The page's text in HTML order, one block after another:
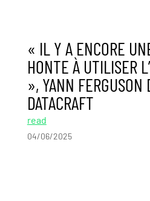
« IL Y A ENCORE
HONTE À UTILISER
», YANN FERGUSON
DATACRAFT
read
04/06/2025